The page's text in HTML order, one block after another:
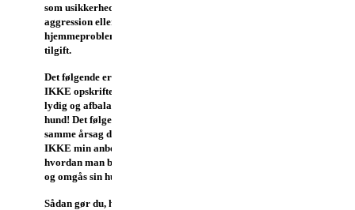
som usikkerhed,
aggression eller alene-
hjemmeproblemer i
tilgift.
Det følgende er altså
IKKE opskriften på en
lydig og afbalanceret
hund! Det følgende er af
samme årsag derfor
IKKE min anbefaling til,
hvordan man bør træne
og omgås sin hund!
Sådan gør du, hvis du vil